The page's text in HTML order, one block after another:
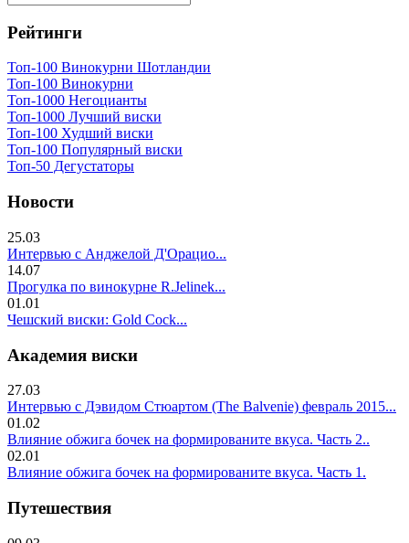
Рейтинги
Топ-100 Винокурни Шотландии
Топ-100 Винокурни
Топ-1000 Негоцианты
Топ-1000 Лучший виски
Топ-100 Худший виски
Топ-100 Популярный виски
Топ-50 Дегустаторы
Новости
25.03
Интервью с Анджелой Д'Орацио...
14.07
Прогулка по винокурне R.Jelinek...
01.01
Чешский виски: Gold Cock...
Академия виски
27.03
Интервью с Дэвидом Стюартом (The Balvenie) февраль 2015...
01.02
Влияние обжига бочек на формированите вкуса. Часть 2..
02.01
Влияние обжига бочек на формированите вкуса. Часть 1.
Путешествия